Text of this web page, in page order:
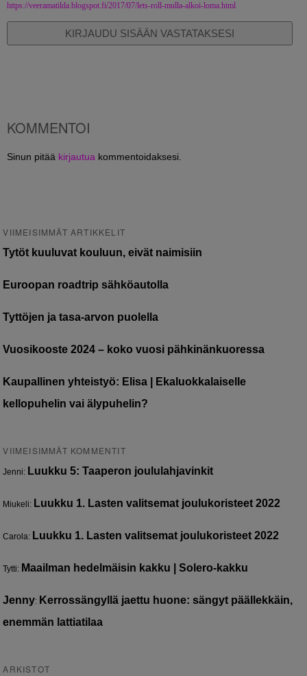
https://veeramatilda.blogspot.fi/2017/07/lets-roll-mulla-alkoi-loma.html
KIRJAUDU SISÄÄN VASTATAKSESI
KOMMENTOI
Sinun pitää kirjautua kommentoidaksesi.
VIIMEISIMMÄT ARTIKKELIT
Tytöt kuuluvat kouluun, eivät naimisiin
Euroopan roadtrip sähköautolla
Tyttöjen ja tasa-arvon puolella
Vuosikooste 2024 – koko vuosi pähkinänkuoressa
Kaupallinen yhteistyö: Elisa | Ekaluokkalaiselle
kellopuhelin vai älypuhelin?
VIIMEISIMMÄT KOMMENTIT
Jenni: Luukku 5: Taaperon joululahjavinkit
Miukeli: Luukku 1. Lasten valitsemat joulukoristeet 2022
Carola: Luukku 1. Lasten valitsemat joulukoristeet 2022
Tytti: Maailman hedelmäisin kakku | Solero-kakku
Jenny: Kerrossängyllä jaettu huone: sängyt päällekkäin,
enemmän lattiatilaa
ARKISTOT